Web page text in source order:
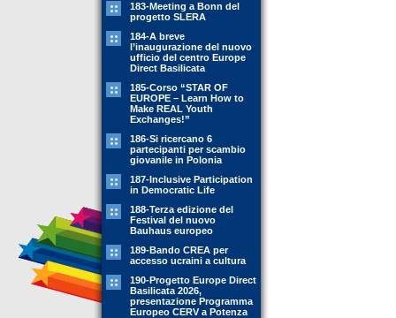
183-Meeting a Bonn del
progetto SLERA
184-A breve
l’inaugurazione del nuovo
ufficio del centro Europe
Direct Basilicata
185-Corso “STAR OF
EUROPE – Learn How to
Make REAL Youth
Exchanges!”
186-Si ricercano 6
partecipanti per scambio
giovanile in Polonia
187-Inclusive Participation
in Democratic Life
188-Terza edizione del
Festival del nuovo
Bauhaus europeo
189-Bando CREA per
accesso ucraini a cultura
190-Progetto Europe Direct
Basilicata 2026,
presentazione Programma
Europeo CERV a Potenza